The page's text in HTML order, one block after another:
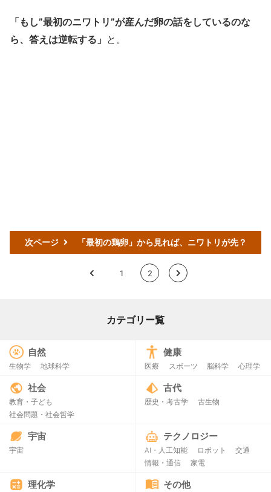
「もし”最初のニワトリ”が産んだ卵の話をしているのな
ら、答えは逆転する」 と。
次ページ 「最初の鶏卵」から見れば、ニワトリが先？
< 1 2 >
カテゴリー覧
自然
生物学 地球科学
健康
医療 スポーツ 脳科学 心理学
社会
教育・子ども
社会問題・社会哲学
古代
歴史・考古学 古生物
宇宙
宇宙
テクノロジー
AI・人工知能 ロボット
交通
情報・通信
家電
理化学 その他